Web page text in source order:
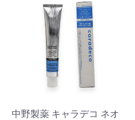
中野製薬 キャラデコ ネオ